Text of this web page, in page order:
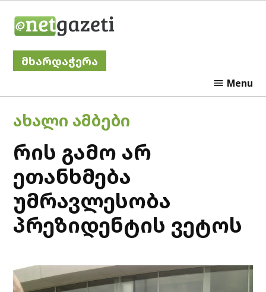
მხარდაჭერა
Menu
POSTED
IN
ᲐᲮᲐᲚᲘ ᲐᲛᲑᲔᲑᲘ
რის გამო არ
ეთანხმება
უმრავლესობა
პრეზიდენტის ვეტოს